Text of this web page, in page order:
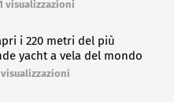
visualizzazioni
i 220 metri del più
yacht a vela del mondo
visualizzazioni